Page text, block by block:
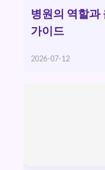
병원의 역할과
가이드
2026-07-12